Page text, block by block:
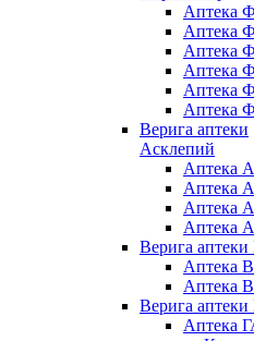
Аптека
Аптека
Аптека
Аптека
Аптека
Аптека
Верига аптеки
Асклепий
Аптека
Аптека
Аптека
Аптека
Верига
Аптека
Аптека
Верига аптеки
Аптека